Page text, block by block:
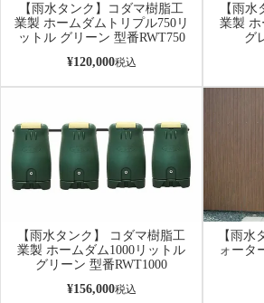
【雨水タンク】コダマ樹脂工
業製 ホームダムトリプル750リ
ットル グリーン 型番RWT750
¥120,000税込
【雨
業製 ホ
グ
【雨水タンク】 コダマ樹脂工
業製 ホームダム1000リットル
グリーン 型番RWT1000
¥156,000税込
【雨水
ォータ